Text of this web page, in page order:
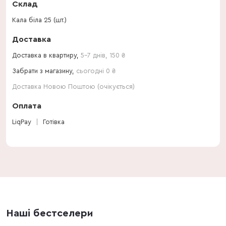
Склад
Кала біла 25 (шт.)
Доставка
Доставка в квартиру, 5-7 днів 150 ₴
Забрати з магазину, сьогодні 0 ₴
Доставка Новою Поштою (очікується)
Оплата
LiqPay Готівка
Наші бестселери